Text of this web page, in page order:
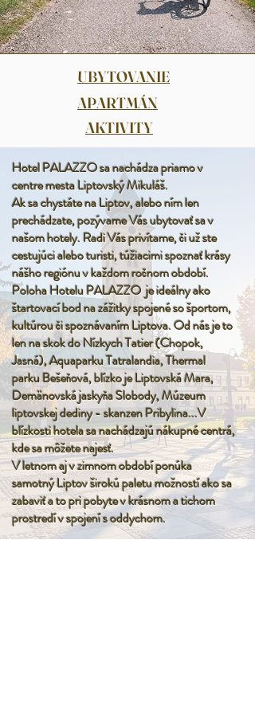
UBYTOVANIE
APARTMÁN
AKTIVITY
Hotel PALAZZO sa nachádza priamo v
centre mesta Liptovský Mikuláš.
Ak sa chystáte na Liptov, alebo ním len
prechádzate, pozývame Vás ubytovať sa v
našom hotely. Radi Vás privítame, či už ste
cestujúci alebo turisti, túžiacimi spoznať krásy
nášho regiónu v každom ročnom období.
Poloha Hotelu PALAZZO je ideálny ako
štartovací bod na zážitky spojené so športom,
kultúrou či spoznávaním Liptova. Od nás je to
len na skok do Nízkych Tatier (Chopok,
Jasná), Aquaparku Tatralandia, Thermal
parku Bešeňová, blízko je Liptovská Mara,
Demänovská jaskyňa Slobody, Múzeum
liptovskej dediny - skanzen Pribylina...V
blízkosti hotela sa nachádzajú nákupné centrá,
kde sa môžete najesť.
V letnom aj v zimnom období ponúka
samotný Liptov širokú paletu možností ako sa
zabaviť a to pri pobyte v krásnom a tichom
prostredí v spojení s oddychom.